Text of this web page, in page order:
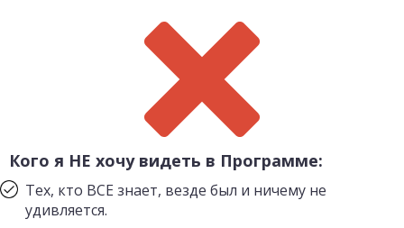
Кого я НЕ хочу видеть в Программе:​
Тех, кто ВСЕ знает, везде был и ничему не
удивляется.